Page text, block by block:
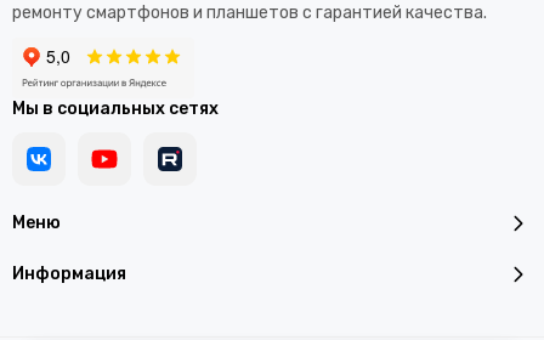
Меню
Информация
ремонту смартфонов и планшетов с гарантией качества.
Мы в социальных сетях